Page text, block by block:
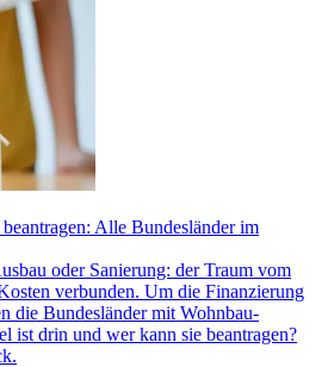
Alle Bundesländer im
oder Sanierung: der Traum vom
verbunden. Um die Finanzierung
die Bundesländer mit Wohnbau­
ist drin und wer kann sie beantragen?